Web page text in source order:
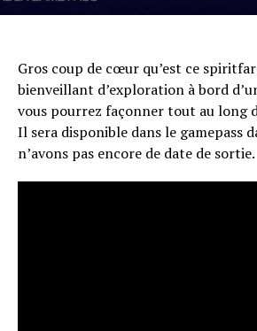
Gros coup de cœur qu’est ce
bienveillant d’exploration à bord
vous pourrez façonner tout au long
Il sera disponible dans le gamepass
n’avons pas encore de date de sortie.